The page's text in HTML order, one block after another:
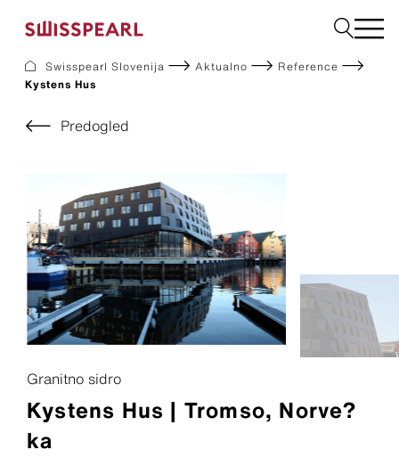
Podjetje
Storitve
Aktualno
Prenosi
Trajnost
Fasadne Plošče
Strešne Kritine
Vrtni program
Swisspearl Slovenija Aktualno
Reference
Kystens Hus
Predogled
Granitno sidro
Kystens Hus | Tromso, Norve?
ka